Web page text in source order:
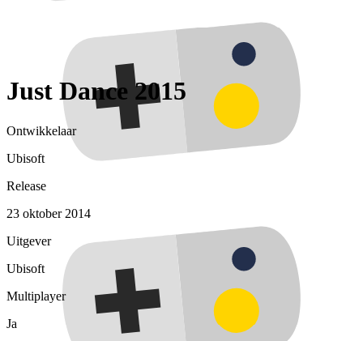
Just Dance 2015
Ontwikkelaar
Ubisoft
Release
23 oktober 2014
Uitgever
Ubisoft
Multiplayer
Ja